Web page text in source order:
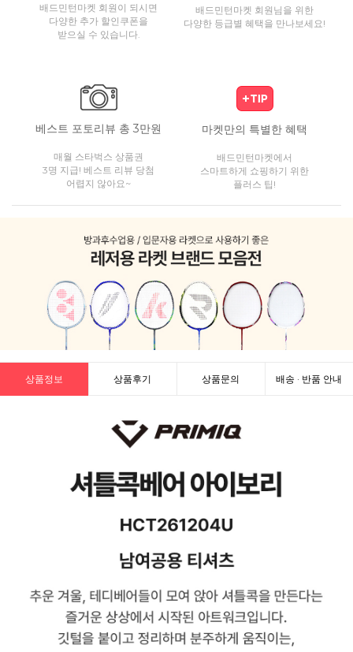
배드민턴마켓 회원이 되시면
다양한 추가 할인쿠폰을
받으실 수 있습니다.
배드민턴마켓 회원님을 위한
다양한 등급별 혜택을 만나보세요!
베스트 포토리뷰 총 3만원
매월 스타벅스 상품권
3명 지급! 베스트 리뷰 당첨
어렵지 않아요~
마켓만의 특별한 혜택
배드민턴마켓에서
스마트하게 쇼핑하기 위한
플러스 팁!
상품정보 상품후기 상품문의 배송 · 반품 안내